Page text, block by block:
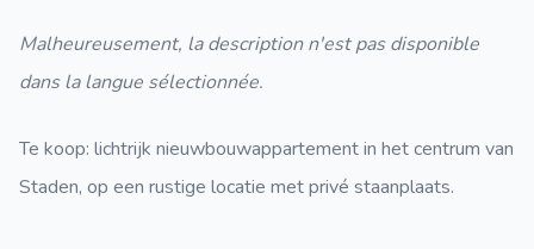
Malheureusement, la description n'est pas disponible
dans la langue sélectionnée.
Te koop: lichtrijk nieuwbouwappartement in het centrum van
Staden, op een rustige locatie met privé staanplaats.